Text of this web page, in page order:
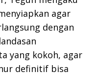
agar
dengan
yang kokoh, agar
definitif bisa